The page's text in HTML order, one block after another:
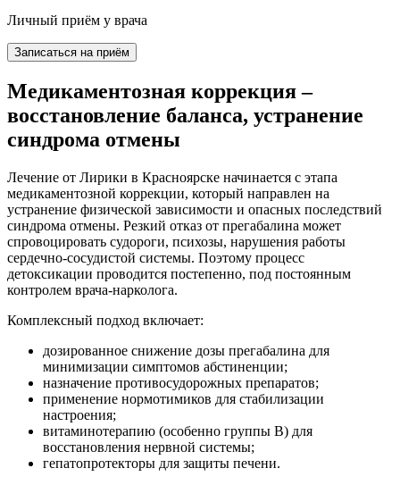
Личный приём у врача
Записаться на приём
Медикаментозная коррекция –
восстановление баланса, устранение
синдрома отмены
Лечение от Лирики в Красноярске начинается с этапа
медикаментозной коррекции, который направлен на
устранение физической зависимости и опасных последствий
синдрома отмены. Резкий отказ от прегабалина может
спровоцировать судороги, психозы, нарушения работы
сердечно-сосудистой системы. Поэтому процесс
детоксикации проводится постепенно, под постоянным
контролем врача-нарколога.
Комплексный подход включает:
дозированное снижение дозы прегабалина для
минимизации симптомов абстиненции;
назначение противосудорожных препаратов;
применение нормотимиков для стабилизации
настроения;
витаминотерапию (особенно группы B) для
восстановления нервной системы;
гепатопротекторы для защиты печени.